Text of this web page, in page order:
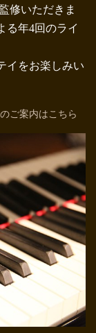
修いただきま
る年4回のライ
イをお楽しみい
ご案内はこちら